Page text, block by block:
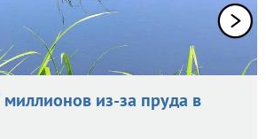
из-за пруда в